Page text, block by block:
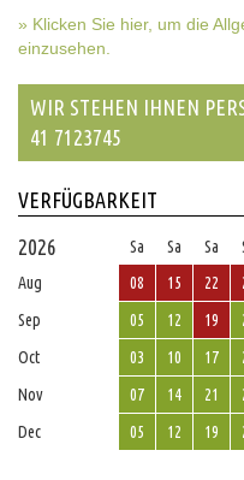
» Klicken Sie hier, um die
einzusehen.
WIR STEHEN IHNEN
41 7123745
VERFÜGBARKEIT
2026
Sa Sa Sa
Aug
08 15 22
Sep
05 12 19
Oct
03 10 17
Nov
07 14 21
Dec
05 12 19